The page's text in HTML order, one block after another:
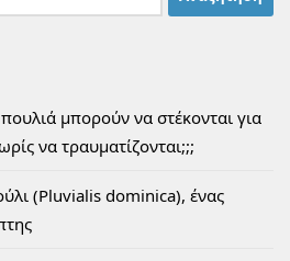
μπορούν να στέκονται για
να τραυματίζονται;;;
(Pluvialis dominica), ένας